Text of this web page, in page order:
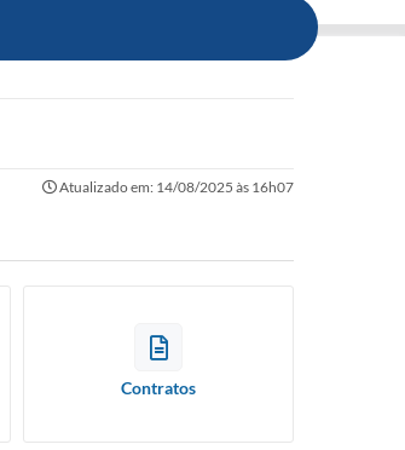
Atualizado em: 14/08/2025 às 16h07
Contratos